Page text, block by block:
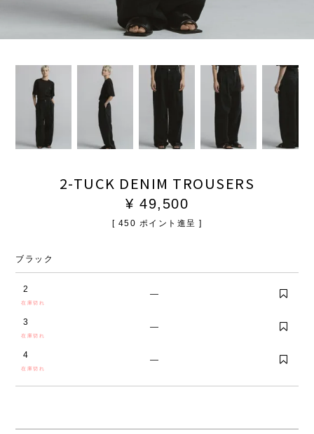
2-TUCK DENIM TROUSERS
¥ 49,500
[ 450 ポイント進呈 ]
ブラック
2
在庫切れ
—
3
在庫切れ
—
4
在庫切れ
—